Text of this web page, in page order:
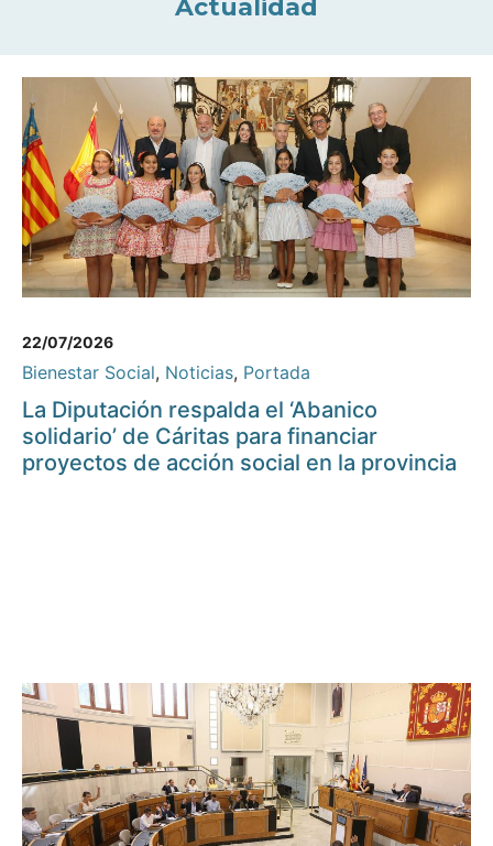
Actualidad
22/07/2026
Bienestar Social, Noticias, Portada
La Diputación respalda el ‘Abanico
solidario’ de Cáritas para financiar
proyectos de acción social en la provincia